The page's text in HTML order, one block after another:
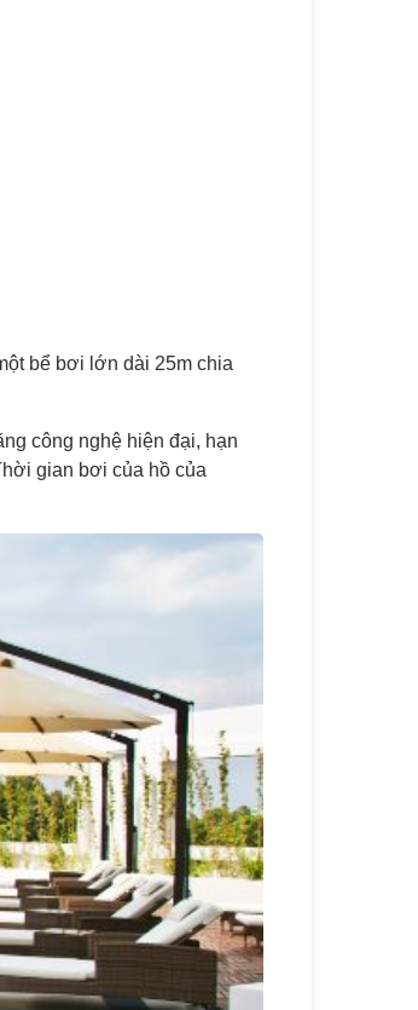
bể bơi lớn dài 25m chia
công nghệ hiện đại, hạn
gian bơi của hồ của